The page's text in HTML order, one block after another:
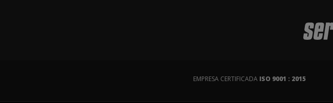
EMPRESA CERTIFICADA ISO 9001 : 2015